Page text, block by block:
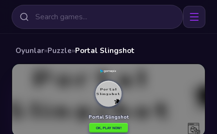
Oyunlar»Puzzle»Portal Slingshot